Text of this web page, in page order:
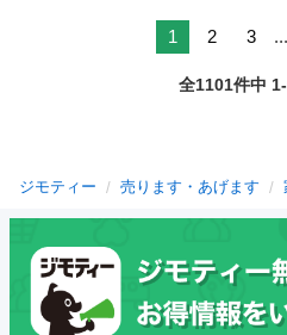
1 2 3 ...
全1101件中
ジモティー 売ります・あげます